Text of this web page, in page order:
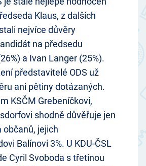
Klaus, z dalších
nejvíce důvěry
na předsedu
a Ivan Langer (25%).
představitelé ODS už
ani pětiny dotázaných.
KSČM Grebeníčkovi,
shodně důvěřuje jen
občanů, jejich
Balínovi 3%. U KDU-ČSL
Cyril Svoboda s třetinou